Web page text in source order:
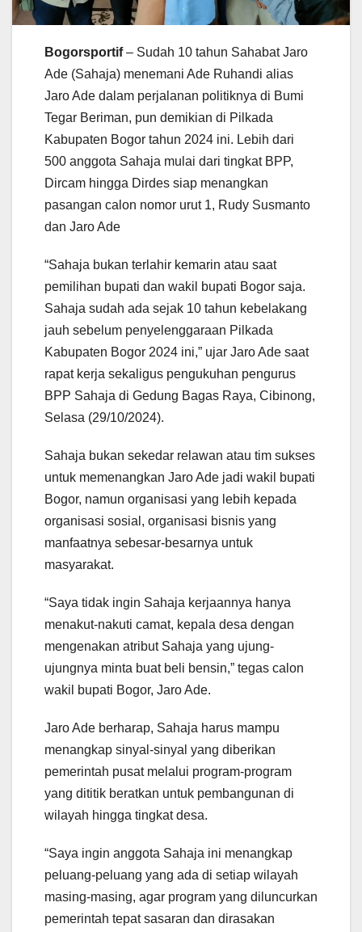
Bogorsportif– Sudah 10 tahun Sahabat Jaro
Ade (Sahaja) menemani Ade Ruhandi alias
Jaro Ade dalam perjalanan politiknya di Bumi
Tegar Beriman, pun demikian di Pilkada
Kabupaten Bogor tahun 2024 ini. Lebih dari
500 anggota Sahaja mulai dari tingkat BPP,
Dircam hingga Dirdes siap menangkan
pasangan calon nomor urut 1, Rudy Susmanto
dan Jaro Ade
“Sahaja bukan terlahir kemarin atau saat
pemilihan bupati dan wakil bupati Bogor saja.
Sahaja sudah ada sejak 10 tahun kebelakang
jauh sebelum penyelenggaraan Pilkada
Kabupaten Bogor 2024 ini,” ujar Jaro Ade saat
rapat kerja sekaligus pengukuhan pengurus
BPP Sahaja di Gedung Bagas Raya, Cibinong,
Selasa (29/10/2024).
Sahaja bukan sekedar relawan atau tim sukses
untuk memenangkan Jaro Ade jadi wakil bupati
Bogor, namun organisasi yang lebih kepada
organisasi sosial, organisasi bisnis yang
manfaatnya sebesar-besarnya untuk
masyarakat.
“Saya tidak ingin Sahaja kerjaannya hanya
menakut-nakuti camat, kepala desa dengan
mengenakan atribut Sahaja yang ujung-
ujungnya minta buat beli bensin,” tegas calon
wakil bupati Bogor, Jaro Ade.
Jaro Ade berharap, Sahaja harus mampu
menangkap sinyal-sinyal yang diberikan
pemerintah pusat melalui program-program
yang dititik beratkan untuk pembangunan di
wilayah hingga tingkat desa.
“Saya ingin anggota Sahaja ini menangkap
peluang-peluang yang ada di setiap wilayah
masing-masing, agar program yang diluncurkan
pemerintah tepat sasaran dan dirasakan